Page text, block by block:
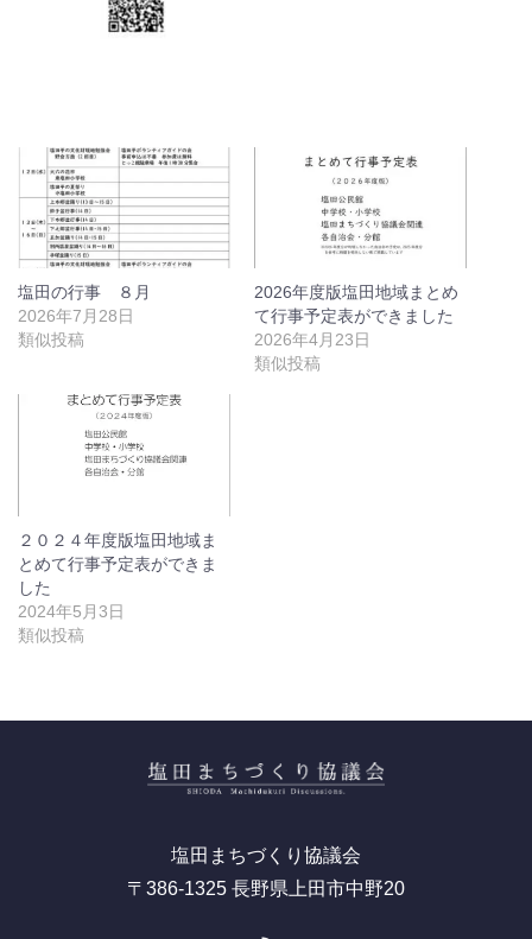
塩田の行事 ８月
2026年7月28日
類似投稿
2026年度版塩田地域まとめ
て行事予定表ができました
2026年4月23日
類似投稿
２０２４年度版塩田地域ま
とめて行事予定表ができま
した
2024年5月3日
類似投稿
塩田まちづくり協議会
〒386-1325 長野県上田市中野20